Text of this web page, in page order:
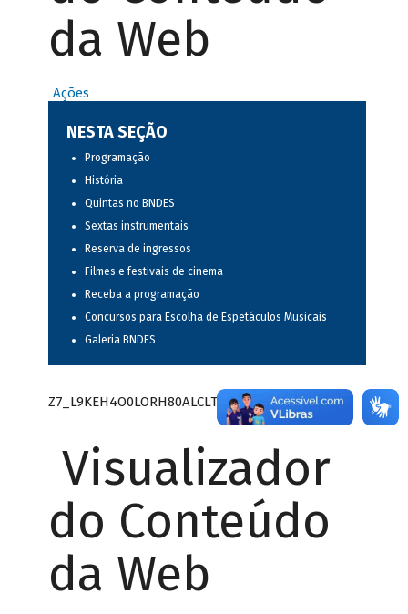
da Web
Ações
NESTA SEÇÃO
Programação
História
Quintas no BNDES
Sextas instrumentais
Reserva de ingressos
Filmes e festivais de cinema
Receba a programação
Concursos para Escolha de Espetáculos Musicais
Galeria BNDES
Z7_L9KEH4O0LORH80ALCLTPF80S97
Visualizador
do Conteúdo
da Web